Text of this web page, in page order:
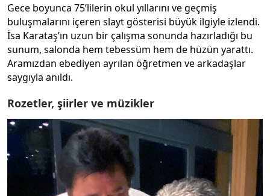
Gece boyunca 75’lilerin okul yıllarını ve geçmiş
buluşmalarını içeren slayt gösterisi büyük ilgiyle izlendi.
İsa Karataş’ın uzun bir çalışma sonunda hazırladığı bu
sunum, salonda hem tebessüm hem de hüzün yarattı.
Aramızdan ebediyen ayrılan öğretmen ve arkadaşlar
saygıyla anıldı.
Rozetler, şiirler ve müzikler